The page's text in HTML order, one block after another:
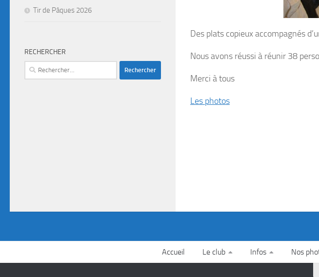
Des plats copieux accompagnés
Nous avons réussi à réunir 38
Merci à tous
Les photos
Tir de Pâques 2026
RECHERCHER
Accueil Le club Infos Nos